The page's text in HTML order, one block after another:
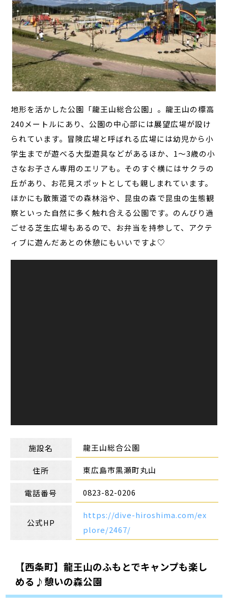
地形を活かした公園「龍王山総合公園」。龍王山の標高
240メートルにあり、公園の中心部には展望広場が設け
られています。冒険広場と呼ばれる広場には幼児から小
学生までが遊べる大型遊具などがあるほか、1～3歳の小
さなお子さん専用のエリアも。そのすぐ横にはサクラの
丘があり、お花見スポットとしても親しまれています。
ほかにも散策道での森林浴や、昆虫の森で昆虫の生態観
察といった自然に多く触れ合える公園です。のんびり過
ごせる芝生広場もあるので、お弁当を持参して、アクテ
ィブに遊んだあとの休憩にもいいですよ♡
施設名 龍王山総合公園
住所 東広島市黒瀬町丸山
電話番号 0823-82-0206
公式HP
https://dive-hiroshima.com/ex
plore/2467/
【西条町】龍王山のふもとでキャンプも楽し
める♪憩いの森公園